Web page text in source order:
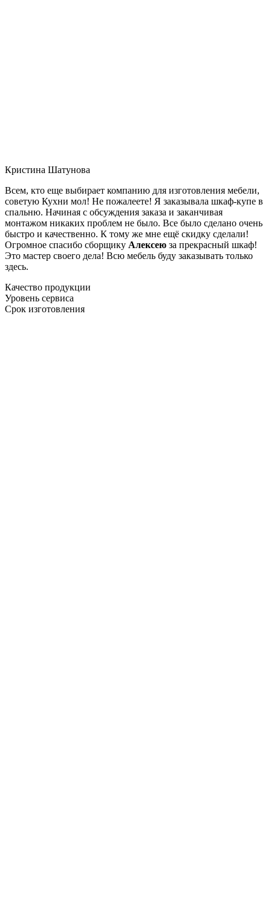
Кристина Шатунова
Всем, кто еще выбирает компанию для изготовления мебели,
советую Кухни мол! Не пожалеете! Я заказывала шкаф-купе в
спальню. Начиная с обсуждения заказа и заканчивая
монтажом никаких проблем не было. Все было сделано очень
быстро и качественно. К тому же мне ещё скидку сделали!
Огромное спасибо сборщику Алексею за прекрасный шкаф!
Это мастер своего дела! Всю мебель буду заказывать только
здесь.
Качество продукции
Уровень сервиса
Срок изготовления